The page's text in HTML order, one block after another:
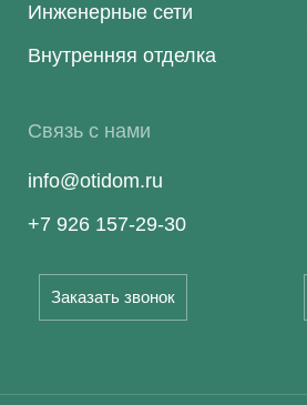
Инженерные сети
Внутренняя отделка
Связь с нами
info@otidom.ru
+7 926 157-29-30
Заказать звонок